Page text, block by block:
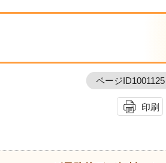
ページID1001125
印刷